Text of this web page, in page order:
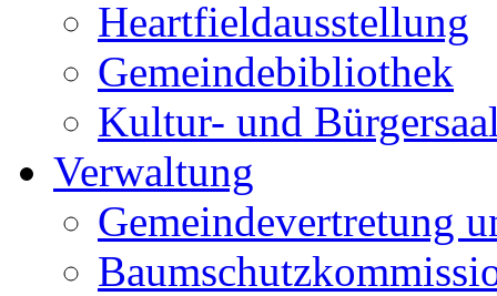
Heartfieldausstellung
Gemeindebibliothek
Kultur- und
Verwaltung
Gemeindevertretung